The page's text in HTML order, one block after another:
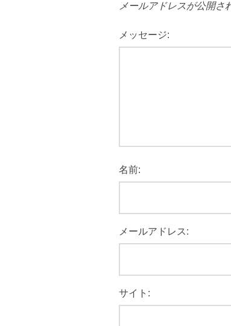
メールアドレスが公開さ
メッセージ:
名前:
メールアドレス:
サイト: